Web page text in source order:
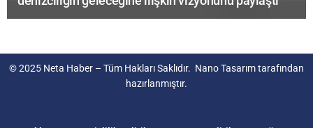
© 2025 Neta Haber – Tüm Hakları Saklıdır. Nano Tasarımtarafından
hazırlanmıştır.